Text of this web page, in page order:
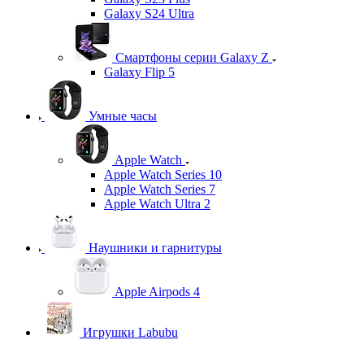
Galaxy S24 Ultra
Смартфоны серии Galaxy Z
Galaxy Flip 5
Умные часы
Apple Watch
Apple Watch Series 10
Apple Watch Series 7
Apple Watch Ultra 2
Наушники и гарнитуры
Apple Airpods 4
Игрушки Labubu